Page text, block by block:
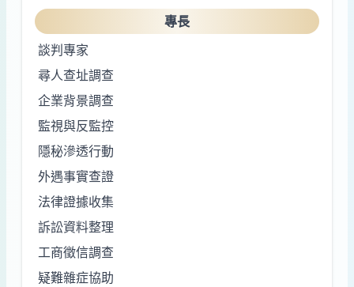
專長
談判專家
尋人查址調查
企業背景調查
監視與反監控
隱秘滲透行動
外遇事實查證
法律證據收集
訴訟資料整理
工商徵信調查
疑難雜症協助